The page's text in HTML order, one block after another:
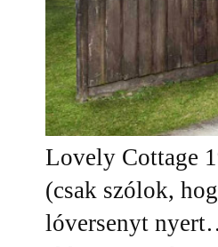
Lovely Cottage
(csak szólok,
lóversenyt